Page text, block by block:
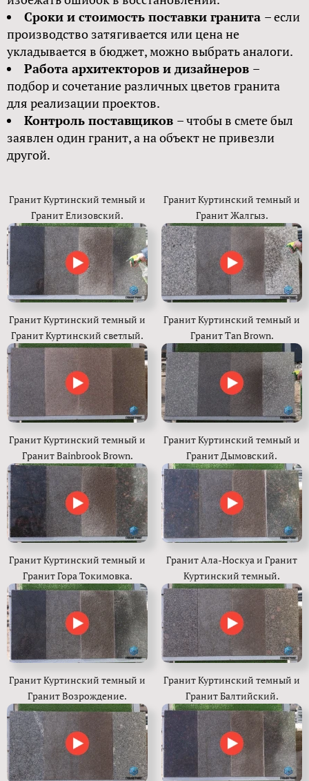
Сроки и стоимость поставки гранита – если
производство затягивается или цена не
укладывается в бюджет, можно выбрать аналоги.
Работа архитекторов и дизайнеров –
подбор и сочетание различных цветов гранита
для реализации проектов.
Контроль поставщиков – чтобы в смете был
заявлен один гранит, а на объект не привезли
другой.
Гранит Куртинский темный и
Гранит Елизовский.
Гранит Куртинский темный и
Гранит Жалгыз.
Гранит Куртинский темный и
Гранит Куртинский светлый.
Гранит Куртинский темный и
Гранит Tan Brown.
Гранит Куртинский темный и
Гранит Bainbrook Brown.
Гранит Куртинский темный и
Гранит Дымовский.
Гранит Куртинский темный и
Гранит Гора Токимовка.
Гранит Ала-Носкуа и Гранит
Куртинский темный.
Гранит Куртинский темный и
Гранит Возрождение.
Гранит Куртинский темный и
Гранит Балтийский.